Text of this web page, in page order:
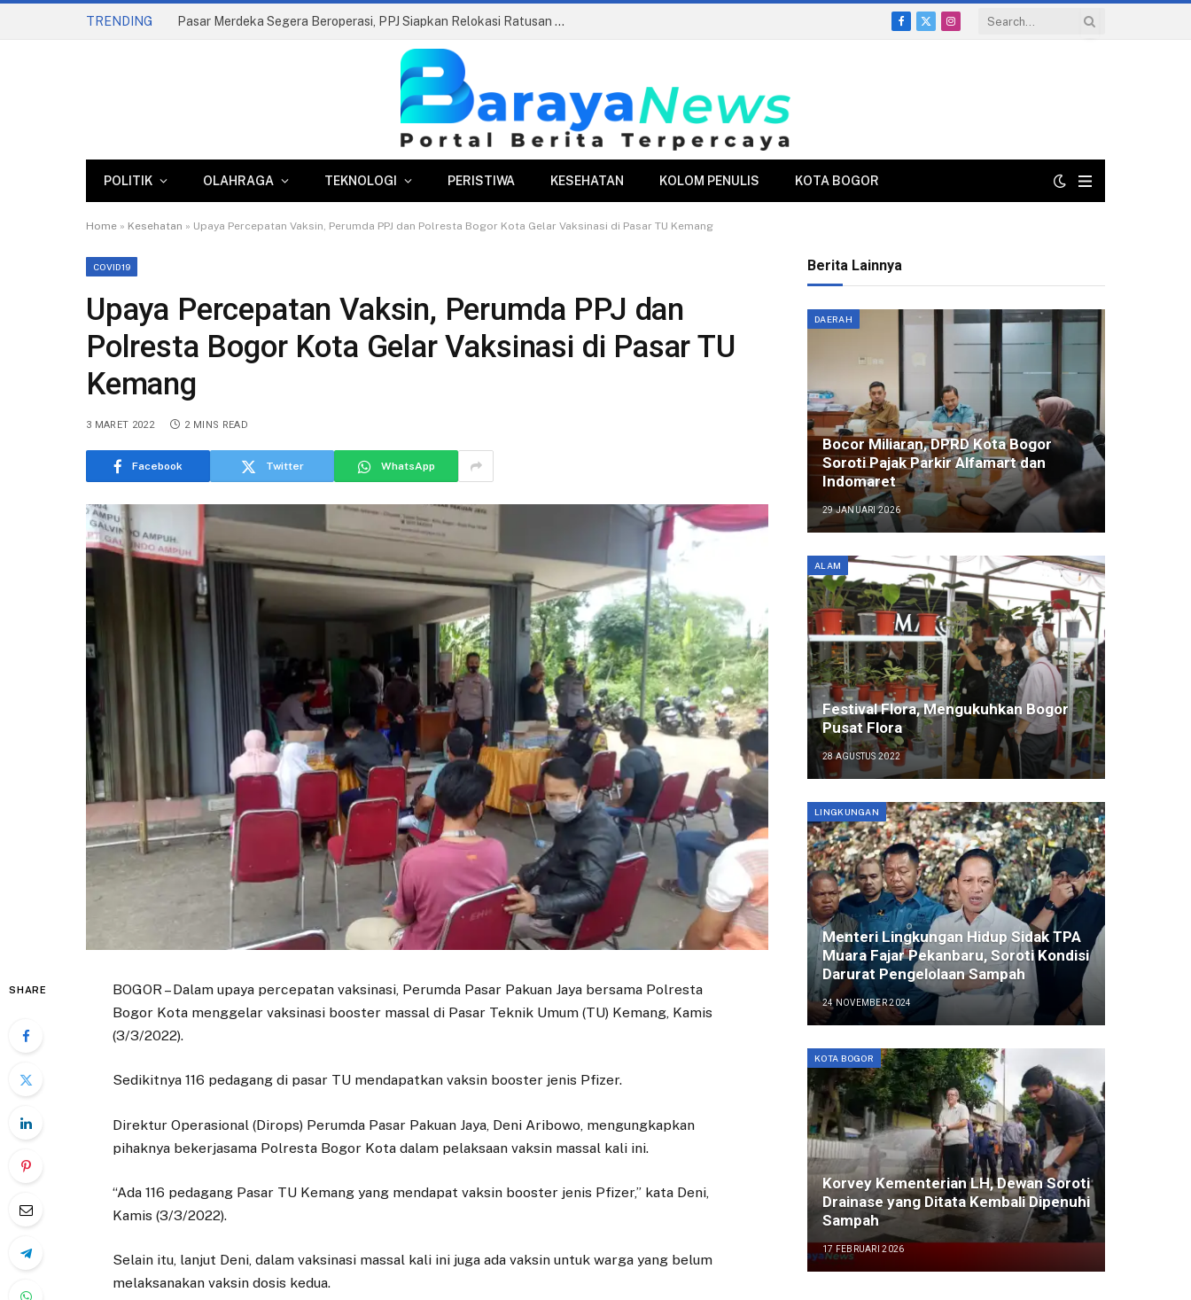
TRENDING Pasar Merdeka Segera Beroperasi, PPJ Siapkan Relokasi Ratusan Pedagang dan PKL
Facebook
X
Instagram
POLITIK OLAHRAGA TEKNOLOGI PERISTIWA KESEHATAN KOLOM PENULIS KOTA BOGOR
Home » Kesehatan » Upaya Percepatan Vaksin, Perumda PPJ dan Polresta Bogor Kota Gelar Vaksinasi di Pasar TU Kemang
COVID19
Upaya Percepatan Vaksin, Perumda PPJ dan
Polresta Bogor Kota Gelar Vaksinasi di Pasar TU
Kemang
3 MARET 2022 2 MINS READ
Facebook Twitter WhatsApp
SHARE
BOGOR – Dalam upaya percepatan vaksinasi, Perumda Pasar Pakuan Jaya bersama Polresta
Bogor Kota menggelar vaksinasi booster massal di Pasar Teknik Umum (TU) Kemang, Kamis
(3/3/2022).
Sedikitnya 116 pedagang di pasar TU mendapatkan vaksin booster jenis Pfizer.
Direktur Operasional (Dirops) Perumda Pasar Pakuan Jaya, Deni Aribowo, mengungkapkan
pihaknya bekerjasama Polresta Bogor Kota dalam pelaksaan vaksin massal kali ini.
“Ada 116 pedagang Pasar TU Kemang yang mendapat vaksin booster jenis Pfizer,” kata Deni,
Kamis (3/3/2022).
Selain itu, lanjut Deni, dalam vaksinasi massal kali ini juga ada vaksin untuk warga yang belum
melaksanakan vaksin dosis kedua.
Berita Lainnya
DAERAH
Bocor Miliaran, DPRD Kota Bogor
Soroti Pajak Parkir Alfamart dan
Indomaret
29 JANUARI 2026
ALAM
Festival Flora, Mengukuhkan Bogor
Pusat Flora
28 AGUSTUS 2022
LINGKUNGAN
Menteri Lingkungan Hidup Sidak TPA
Muara Fajar Pekanbaru, Soroti Kondisi
Darurat Pengelolaan Sampah
24 NOVEMBER 2024
KOTA BOGOR
Korvey Kementerian LH, Dewan Soroti
Drainase yang Ditata Kembali Dipenuhi
Sampah
17 FEBRUARI 2026